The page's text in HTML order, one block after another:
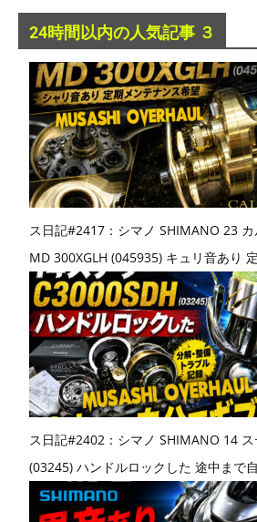
24時間以内の人気記事 ３
ス日記#2417：シマノ SHIMANO 23
MD 300XGLH (045935) キュリ音あり
ス日記#2402：シマノ SHIMANO 14 ス
(03245) ハンドルロックした 途中まで